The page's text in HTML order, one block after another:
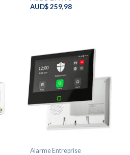
price
AUD$259,98Current
Alarme Entreprise